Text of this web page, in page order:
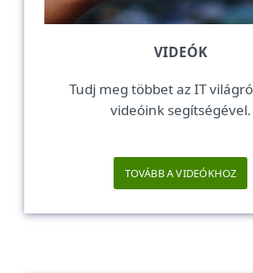
VIDEÓK
Tudj meg többet az IT
videóink segítségével.
TOVÁBB A VIDEÓKHOZ